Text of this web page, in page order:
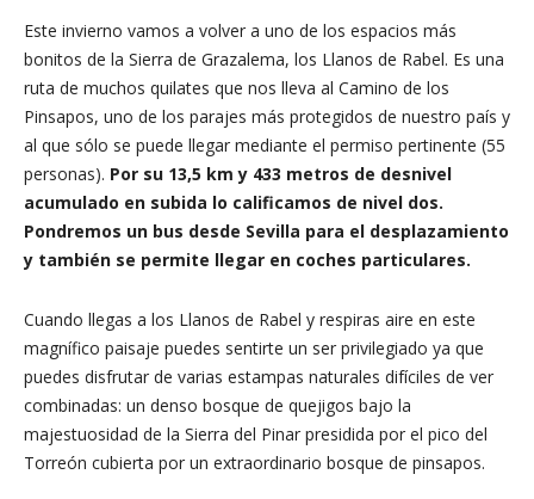
Este invierno vamos a volver a uno de los espacios más
bonitos de la Sierra de Grazalema, los Llanos de Rabel. Es una
ruta de muchos quilates que nos lleva al Camino de los
Pinsapos, uno de los parajes más protegidos de nuestro país y
al que sólo se puede llegar mediante el permiso pertinente (55
personas). Por su 13,5 km y 433 metros de desnivel
acumulado en subida lo calificamos de nivel dos.
Pondremos un bus desde Sevilla para el desplazamiento
y también se permite llegar en coches particulares.
Cuando llegas a los Llanos de Rabel y respiras aire en este
magnífico paisaje puedes sentirte un ser privilegiado ya que
puedes disfrutar de varias estampas naturales difíciles de ver
combinadas: un denso bosque de quejigos bajo la
majestuosidad de la Sierra del Pinar presidida por el pico del
Torreón cubierta por un extraordinario bosque de pinsapos.